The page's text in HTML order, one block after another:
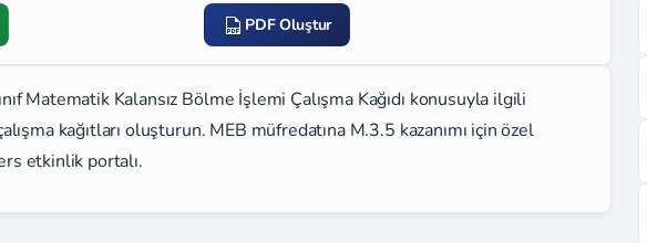
PDF Oluştur
Matematik Kalansız Bölme İşlemi Çalışma Kağıdı konusuyla ilgili
kağıtları oluşturun. MEB müfredatına M.3.5 kazanımı için özel
etkinlik portalı.